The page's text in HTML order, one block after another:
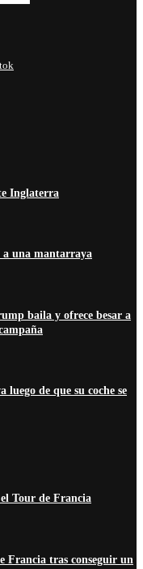
Inglaterra
a una mantarraya
baila y ofrece besar a
de que su coche se
Tour de Francia
Francia tras conseguir un